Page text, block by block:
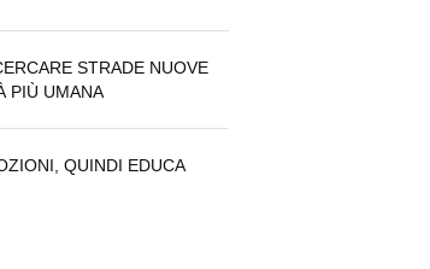
STRADE NUOVE
PIÙ UMANA
QUINDI EDUCA